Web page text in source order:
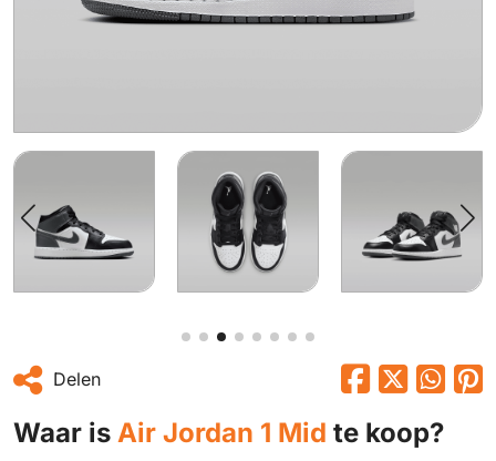
Delen
Waar is Air Jordan 1 Mid te koop?